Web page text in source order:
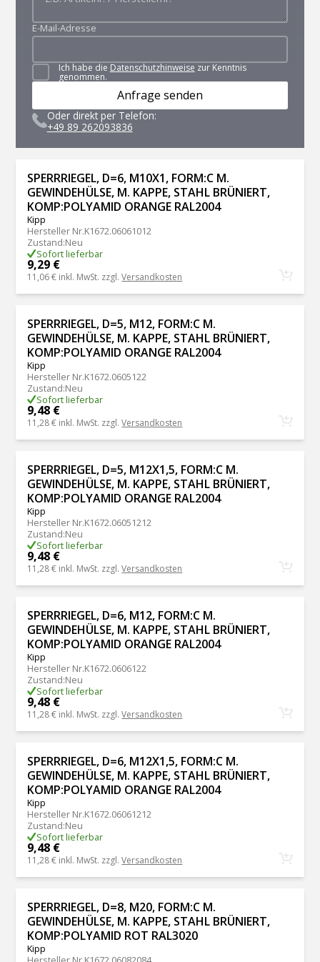
E-Mail-Adresse
Ich habe die Datenschutzhinweise zur Kenntnis
genommen.
Anfrage senden
Oder direkt per Telefon:
+49 89 262093836
SPERRRIEGEL, D=6, M10X1, FORM:C M.
GEWINDEHÜLSE, M. KAPPE, STAHL BRÜNIERT,
KOMP:POLYAMID ORANGE RAL2004
Kipp
Hersteller Nr.K1672.06061012
Zustand:Neu
Sofort lieferbar
9,29 €
11,06 € inkl. MwSt. zzgl.Versandkosten
SPERRRIEGEL, D=5, M12, FORM:C M.
GEWINDEHÜLSE, M. KAPPE, STAHL BRÜNIERT,
KOMP:POLYAMID ORANGE RAL2004
Kipp
Hersteller Nr.K1672.0605122
Zustand:Neu
Sofort lieferbar
9,48 €
11,28 € inkl. MwSt. zzgl.Versandkosten
SPERRRIEGEL, D=5, M12X1,5, FORM:C M.
GEWINDEHÜLSE, M. KAPPE, STAHL BRÜNIERT,
KOMP:POLYAMID ORANGE RAL2004
Kipp
Hersteller Nr.K1672.06051212
Zustand:Neu
Sofort lieferbar
9,48 €
11,28 € inkl. MwSt. zzgl.Versandkosten
SPERRRIEGEL, D=6, M12, FORM:C M.
GEWINDEHÜLSE, M. KAPPE, STAHL BRÜNIERT,
KOMP:POLYAMID ORANGE RAL2004
Kipp
Hersteller Nr.K1672.0606122
Zustand:Neu
Sofort lieferbar
9,48 €
11,28 € inkl. MwSt. zzgl.Versandkosten
SPERRRIEGEL, D=6, M12X1,5, FORM:C M.
GEWINDEHÜLSE, M. KAPPE, STAHL BRÜNIERT,
KOMP:POLYAMID ORANGE RAL2004
Kipp
Hersteller Nr.K1672.06061212
Zustand:Neu
Sofort lieferbar
9,48 €
11,28 € inkl. MwSt. zzgl.Versandkosten
SPERRRIEGEL, D=8, M20, FORM:C M.
GEWINDEHÜLSE, M. KAPPE, STAHL BRÜNIERT,
KOMP:POLYAMID ROT RAL3020
Kipp